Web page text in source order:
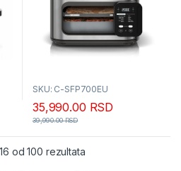
SKU: C-SFP700EU
35,990.00 RSD
39,990.00RSD
od 100 rezultataSortirano po